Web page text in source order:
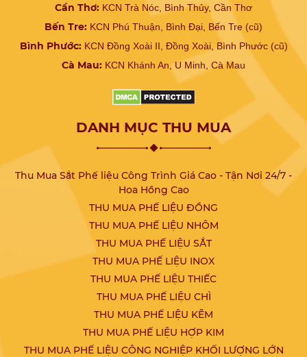
Cần Thơ: KCN Trà Nóc, Bình Thủy, Cần Thơ
Bến Tre: KCN Phú Thuận, Bình Đại, Bến Tre (cũ)
Bình Phước: KCN Đồng Xoài II, Đồng Xoài, Bình Phước (cũ)
Cà Mau: KCN Khánh An, U Minh, Cà Mau
DANH MỤC THU MUA
Thu Mua Sắt Phế liệu Công Trình Giá Cao - Tận Nơi 24/7 -
Hoa Hồng Cao
THU MUA PHẾ LIỆU ĐỒNG
THU MUA PHẾ LIỆU NHÔM
THU MUA PHẾ LIỆU SẮT
THU MUA PHẾ LIỆU INOX
THU MUA PHẾ LIỆU THIẾC
THU MUA PHẾ LIỆU CHÌ
THU MUA PHẾ LIỆU KẼM
THU MUA PHẾ LIỆU HỢP KIM
THU MUA PHẾ LIỆU CÔNG NGHIỆP KHỐI LƯỢNG LỚN